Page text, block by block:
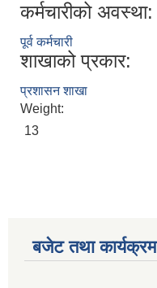
कर्मचारीको अवस्था:
पूर्व कर्मचारी
शाखाको प्रकार:
प्रशासन शाखा
Weight:
13
बजेट तथा कार्यक्रम